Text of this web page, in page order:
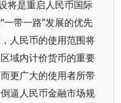
将是重启人民币国际
带一路”发展的优先
人民币的使用范围将
域内计价货币的重要
更广大的使用者所带
逼人民币金融市场规